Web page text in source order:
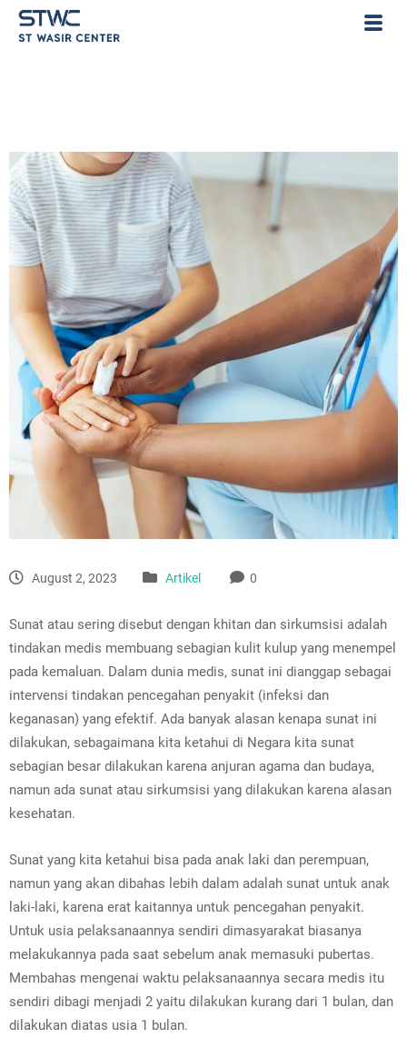
August 2, 2023 Artikel 0
Sunat atau sering disebut dengan khitan dan sirkumsisi adalah
tindakan medis membuang sebagian kulit kulup yang menempel
pada kemaluan. Dalam dunia medis, sunat ini dianggap sebagai
intervensi tindakan pencegahan penyakit (infeksi dan
keganasan) yang efektif. Ada banyak alasan kenapa sunat ini
dilakukan, sebagaimana kita ketahui di Negara kita sunat
sebagian besar dilakukan karena anjuran agama dan budaya,
namun ada sunat atau sirkumsisi yang dilakukan karena alasan
kesehatan.
Sunat yang kita ketahui bisa pada anak laki dan perempuan,
namun yang akan dibahas lebih dalam adalah sunat untuk anak
laki-laki, karena erat kaitannya untuk pencegahan penyakit.
Untuk usia pelaksanaannya sendiri dimasyarakat biasanya
melakukannya pada saat sebelum anak memasuki pubertas.
Membahas mengenai waktu pelaksanaannya secara medis itu
sendiri dibagi menjadi 2 yaitu dilakukan kurang dari 1 bulan, dan
dilakukan diatas usia 1 bulan.